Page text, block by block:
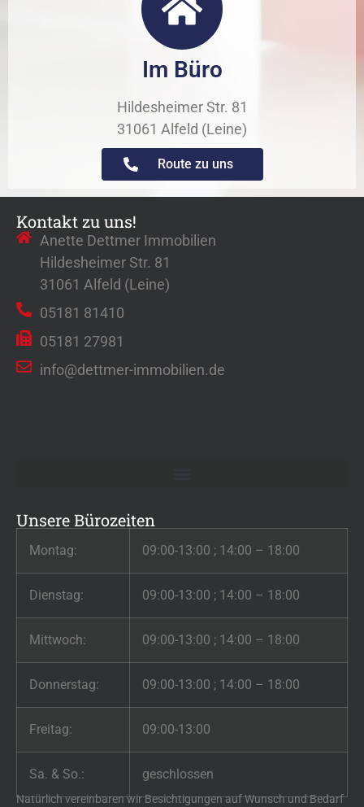
Im Büro
Hildesheimer Str. 81
31061 Alfeld (Leine)
Route zu uns
Kontakt zu uns!
Anette Dettmer Immobilien
Hildesheimer Str. 81
31061 Alfeld (Leine)
05181 81410
05181 27981
info@dettmer-immobilien.de
Unsere Bürozeiten
Montag: 09:00-13:00 ; 14:00 – 18:00
Dienstag: 09:00-13:00 ; 14:00 – 18:00
Mittwoch: 09:00-13:00 ; 14:00 – 18:00
Donnerstag: 09:00-13:00 ; 14:00 – 18:00
Freitag: 09:00-13:00
Sa. & So.: geschlossen
Natürlich vereinbaren wir Besichtigungen auf Wunsch und Bedarf